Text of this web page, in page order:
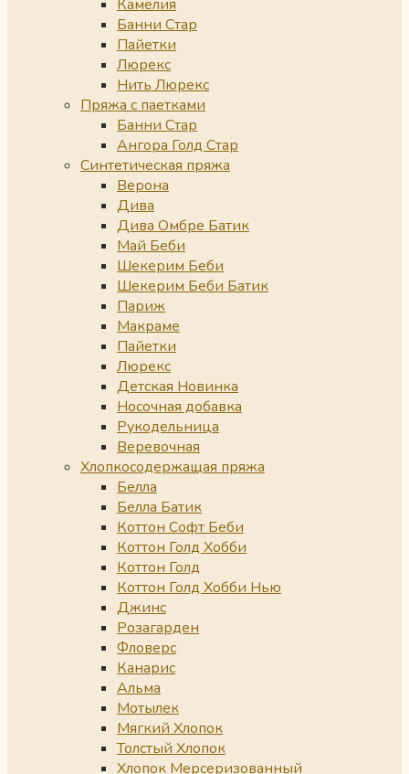
Камелия
Банни Стар
Пайетки
Люрекс
Нить Люрекс
Пряжа с паетками
Банни Стар
Ангора Голд Стар
Синтетическая пряжа
Верона
Дива
Дива Омбре Батик
Май Беби
Шекерим Беби
Шекерим Беби Батик
Париж
Макраме
Пайетки
Люрекс
Детская Новинка
Носочная добавка
Рукодельница
Веревочная
Хлопкосодержащая пряжа
Белла
Белла Батик
Коттон Софт Беби
Коттон Голд Хобби
Коттон Голд
Коттон Голд Хобби Нью
Джинс
Розагарден
Фловерс
Канарис
Альма
Мотылек
Мягкий Хлопок
Толстый Хлопок
Хлопок Мерсеризованный